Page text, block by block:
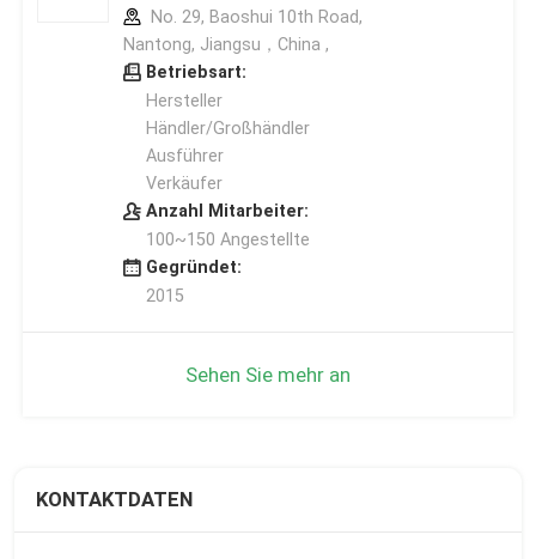
No. 29, Baoshui 10th Road,
Nantong, Jiangsu，China ,
Betriebsart:
Hersteller
Händler/Großhändler
Ausführer
Verkäufer
Anzahl Mitarbeiter:
100~150 Angestellte
Gegründet:
2015
Sehen Sie mehr an
KONTAKTDATEN